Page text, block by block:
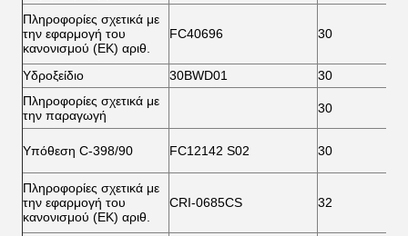
Πληροφορίες σχετικά με
την εφαρμογή του
κανονισμού (ΕΚ) αριθ.
FC40696 30
Υδροξείδιο 30BWD01 30
Πληροφορίες σχετικά με
την παραγωγή
30
Υπόθεση C-398/90 FC12142 S02 30
Πληροφορίες σχετικά με
την εφαρμογή του
κανονισμού (ΕΚ) αριθ.
CRI-0685CS 32